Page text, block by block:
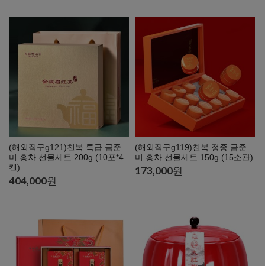
(해외직구g121)천복 특급 금준
미 홍차 선물세트 200g (10포*4
캔)
404,000원
(해외직구g119)천복 정종 금준
미 홍차 선물세트 150g (15소관)
173,000원